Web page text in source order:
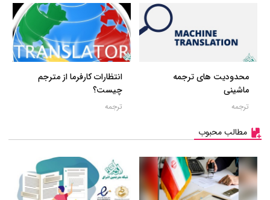
محدودیت های ترجمه
ماشینی
ترجمه
انتظارات کارفرما از مترجم
چیست؟
ترجمه
مطالب محبوب